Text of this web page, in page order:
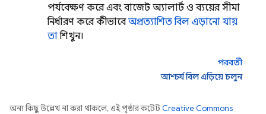
পর্যবেক্ষণ করে এবং বাজেট অ্যালার্ট ও ব্যয়ের সীমা
নির্ধারণ করে কীভাবেঅপ্রত্যাশিত বিল এড়ানো যায়
তাশিখুন।
পরবর্তী
আশ্চর্য বিল এড়িয়ে চলুন
অন্য কিছু উল্লেখ না করা থাকলে, এই পৃষ্ঠার কন্টেন্টCreative Commons